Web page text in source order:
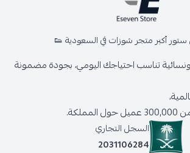
أكبر متجر شوزات في السعودية 👟
تناسب احتياجك اليومي، بجودة مضمونة
السجل التجاري
2031106284